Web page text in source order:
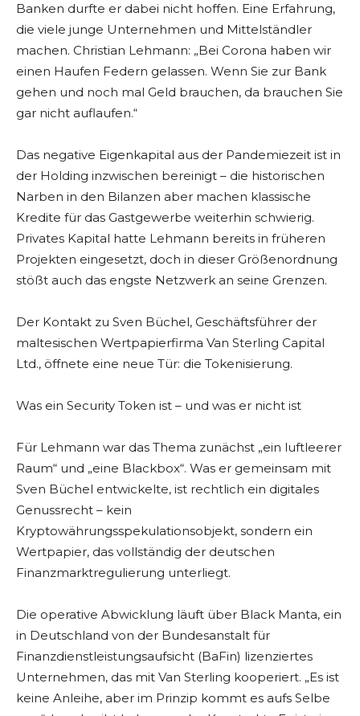
Banken durfte er dabei nicht hoffen. Eine Erfahrung,
die viele junge Unternehmen und Mittelständler
machen. Christian Lehmann: „Bei Corona haben wir
einen Haufen Federn gelassen. Wenn Sie zur Bank
gehen und noch mal Geld brauchen, da brauchen Sie
gar nicht auflaufen.“
Das negative Eigenkapital aus der Pandemiezeit ist in
der Holding inzwischen bereinigt – die historischen
Narben in den Bilanzen aber machen klassische
Kredite für das Gastgewerbe weiterhin schwierig.
Privates Kapital hatte Lehmann bereits in früheren
Projekten eingesetzt, doch in dieser Größenordnung
stößt auch das engste Netzwerk an seine Grenzen.
Der Kontakt zu Sven Büchel, Geschäftsführer der
maltesischen Wertpapierfirma Van Sterling Capital
Ltd., öffnete eine neue Tür: die Tokenisierung.
Was ein Security Token ist – und was er nicht ist
Für Lehmann war das Thema zunächst „ein luftleerer
Raum“ und „eine Blackbox“. Was er gemeinsam mit
Sven Büchel entwickelte, ist rechtlich ein digitales
Genussrecht – kein
Kryptowährungsspekulationsobjekt, sondern ein
Wertpapier, das vollständig der deutschen
Finanzmarktregulierung unterliegt.
Die operative Abwicklung läuft über Black Manta, ein
in Deutschland von der Bundesanstalt für
Finanzdienstleistungsaufsicht (BaFin) lizenziertes
Unternehmen, das mit Van Sterling kooperiert. „Es ist
keine Anleihe, aber im Prinzip kommt es aufs Selbe